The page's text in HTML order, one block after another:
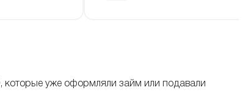
уже оформляли займ или подавали